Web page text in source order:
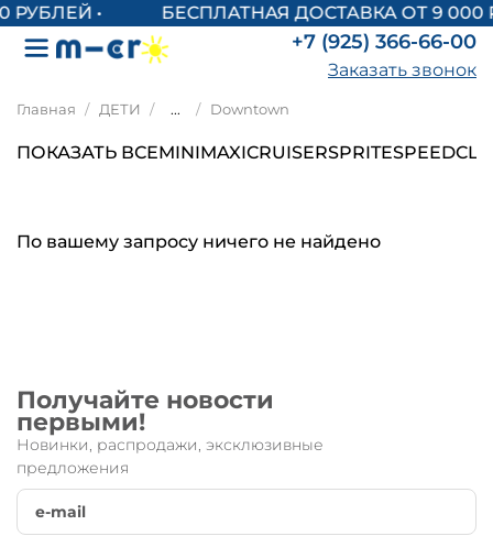
БЕСПЛАТНАЯ ДОСТАВКА ОТ 9 000
+7 (925) 366-66-00
Заказать звонок
Главная ДЕТИ ... Downtown
ПОКАЗАТЬ ВСЕMINIMAXICRUISERSPRITESPEED
По вашему запросу ничего не найдено
Получайте новости
первыми!
Новинки, распродажи, эксклюзивные
предложения